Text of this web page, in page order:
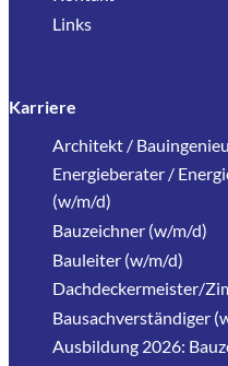
Links
Karriere
Architekt /
Energieberater /
(w/m/d)
Bauzeichner (w/m/d)
Bauleiter (w/m/d)
Dachdeckermeister/
Bausachverständiger
Ausbildung 2026: